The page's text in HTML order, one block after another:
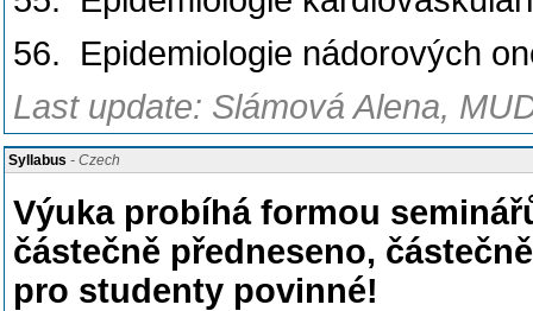
56. Epidemiologie nádorových
Last update: Slámová Alena,
Syllabus - Czech
Výuka probíhá formou
částečně předneseno,
pro studenty povinné!